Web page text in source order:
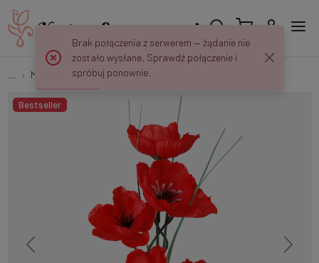
Maki Mak G346
Bestseller
Brak połączenia z serwerem — żądanie nie
zostało wysłane. Sprawdź połączenie i
spróbuj ponownie.